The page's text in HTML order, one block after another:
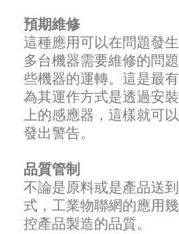
預期維修
這種應用可以在問題發
多台機器需要維修的問
些機器的運轉。這是最
為其運作方式是透過安
上的感應器，這樣就可
發出警告。
品質管制
不論是原料或是產品送
式，工業物聯網的應用
控產品製造的品質。